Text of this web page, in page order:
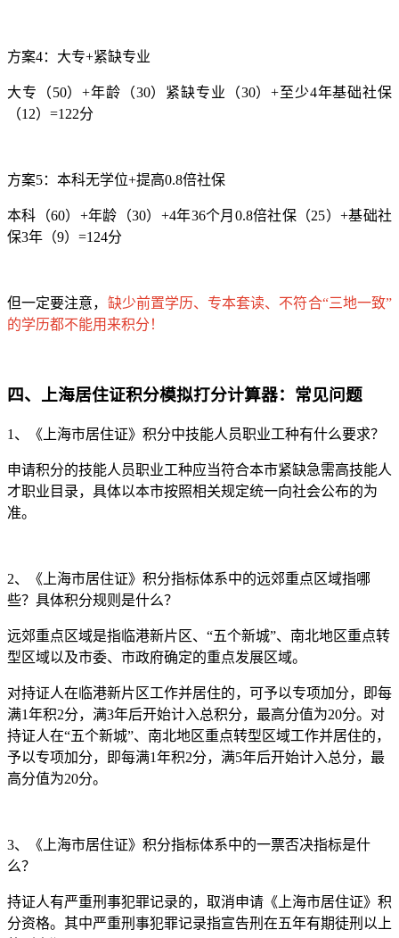
方案4：大专+紧缺专业
大专（50）+年龄（30）紧缺专业（30）+至少4年基础社保
（12）=122分
方案5：本科无学位+提高0.8倍社保
本科（60）+年龄（30）+4年36个月0.8倍社保（25）+基础社
保3年（9）=124分
但一定要注意， 缺少前置学历、专本套读、不符合“三地一致”
的学历都不能用来积分！
四、 上海居住证积分模拟打分计算器： 常见问题
1、《上海市居住证》积分中技能人员职业工种有什么要求？
申请积分的技能人员职业工种应当符合本市紧缺急需高技能人
才职业目录，具体以本市按照相关规定统一向社会公布的为
准。
2、《上海市居住证》积分指标体系中的远郊重点区域指哪
些？具体积分规则是什么？
远郊重点区域是指临港新片区、“五个新城”、南北地区重点转
型区域以及市委、市政府确定的重点发展区域。
对持证人在临港新片区工作并居住的，可予以专项加分，即每
满1年积2分，满3年后开始计入总积分，最高分值为20分。对
持证人在“五个新城”、南北地区重点转型区域工作并居住的，
予以专项加分，即每满1年积2分，满5年后开始计入总分，最
高分值为20分。
3、《上海市居住证》积分指标体系中的一票否决指标是什
么？
持证人有严重刑事犯罪记录的，取消申请《上海市居住证》积
分资格。其中严重刑事犯罪记录指宣告刑在五年有期徒刑以上